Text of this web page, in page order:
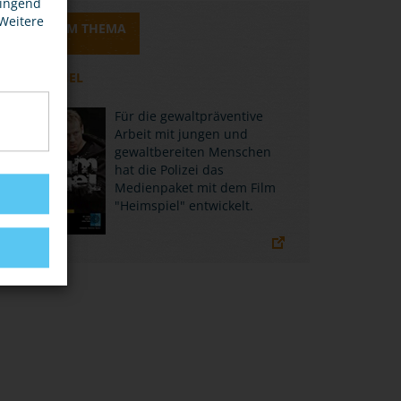
ZUM THEMA
HEIMSPIEL
Für die gewaltpräventive
Arbeit mit jungen und
gewaltbereiten Menschen
hat die Polizei das
Medienpaket mit dem Film
"Heimspiel" entwickelt.